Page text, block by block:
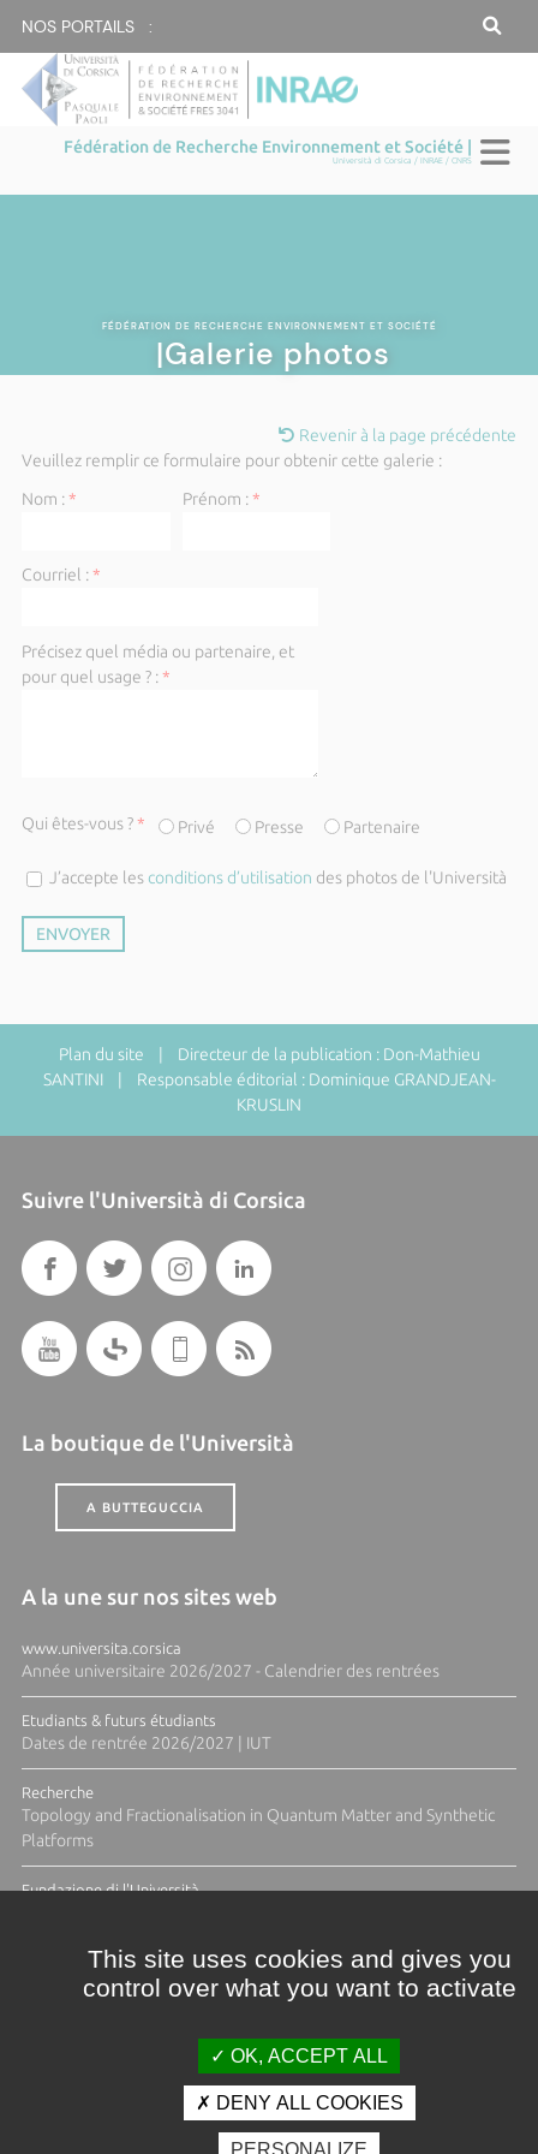
NOS PORTAILS :
Fédération de Recherche Environnement et Société |
Università di Corsica / INRAE / CNRS
FÉDÉRATION DE RECHERCHE ENVIRONNEMENT ET SOCIÉTÉ
|Galerie photos
Revenir à la page précédente
Veuillez remplir ce formulaire pour obtenir cette galerie :
Nom :* Prénom :*
Courriel :*
Précisez quel média ou partenaire, et
pour quel usage ? :*
Qui êtes-vous ?* Privé Presse Partenaire
J’accepte lesconditions d’utilisation des photos de l'Università
Plan du site | Directeur de la publication : Don-Mathieu
SANTINI | Responsable éditorial : Dominique GRANDJEAN-
KRUSLIN
Suivre l'Università di Corsica
La boutique de l'Università
A BUTTEGUCCIA
A la une sur nos sites web
www.universita.corsica
Année universitaire 2026/2027 - Calendrier des rentrées
Etudiants & futurs étudiants
Dates de rentrée 2026/2027 | IUT
Recherche
Topology and Fractionalisation in Quantum Matter and Synthetic
Platforms
Fundazione di l'Università
Crédits et mentions légales
This site uses cookies and gives you
control over what you want to activate
OK, ACCEPT ALL
DENY ALL COOKIES
PERSONALIZE